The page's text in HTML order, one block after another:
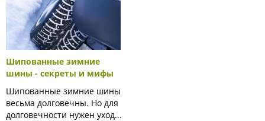
Шипованные зимние
шины - секреты и мифы
Шипованные зимние шины
весьма долговечны. Но для
долговечности нужен уход...